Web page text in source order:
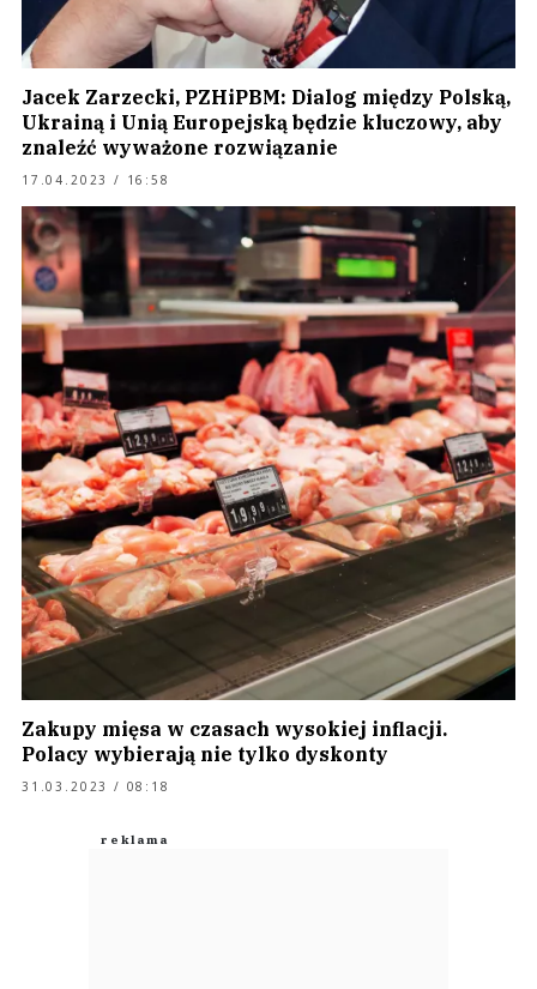
Jacek Zarzecki, PZHiPBM: Dialog między Polską,
Ukrainą i Unią Europejską będzie kluczowy, aby
znaleźć wyważone rozwiązanie
17.04.2023 / 16:58
Zakupy mięsa w czasach wysokiej inflacji.
Polacy wybierają nie tylko dyskonty
31.03.2023 / 08:18